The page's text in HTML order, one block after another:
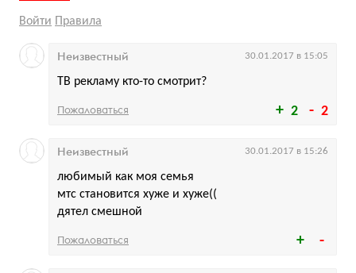
Войти Правила
2 2
ТВ рекламу кто-то смотрит?
Неизвестный 30.01.2017 в 15:05
Пожаловаться
любимый как моя семья
мтс становится хуже и хуже((
дятел смешной
Неизвестный 30.01.2017 в 15:26
Пожаловаться